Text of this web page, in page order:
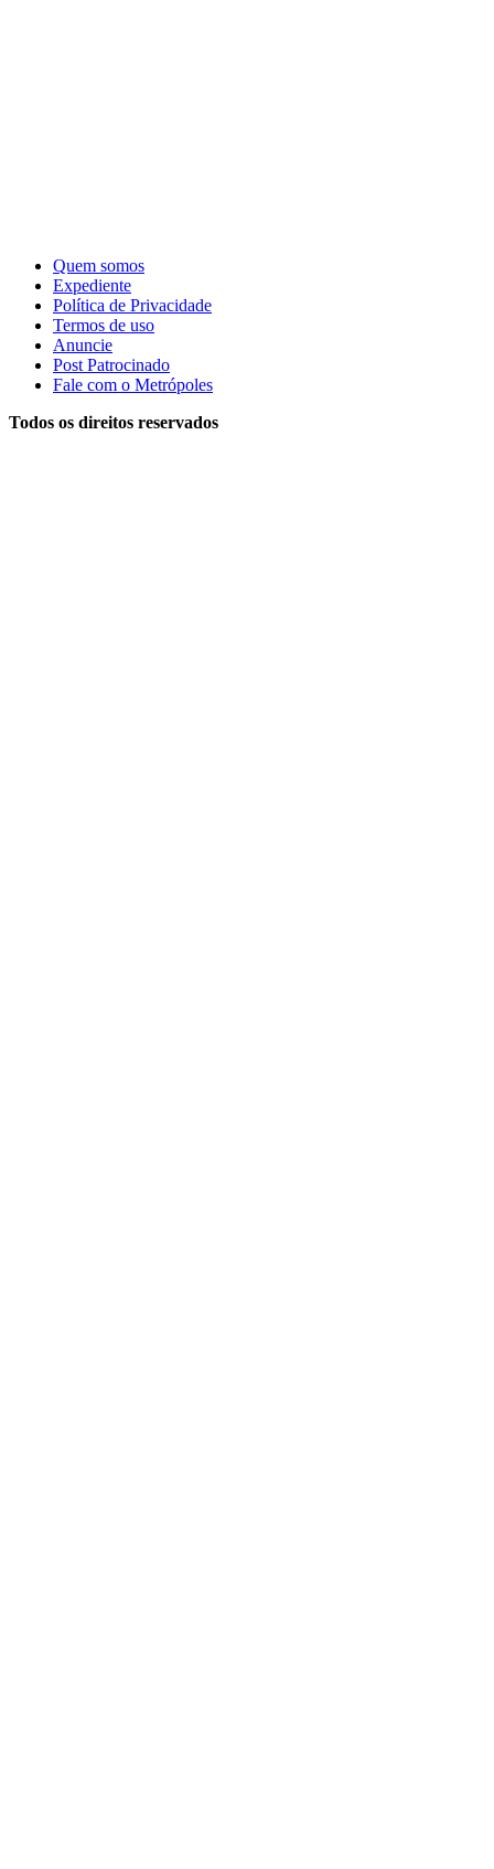
Quem somos
Expediente
Política de Privacidade
Termos de uso
Anuncie
Post Patrocinado
Fale com o Metrópoles
Todos os direitos reservados